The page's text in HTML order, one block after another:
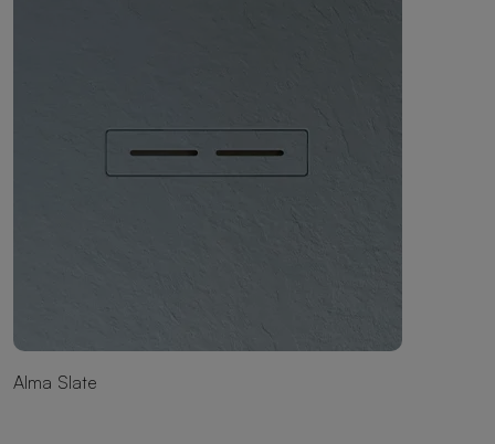
Alma Slate